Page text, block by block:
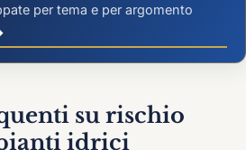
per tema e per argomento
su rischio
idrici